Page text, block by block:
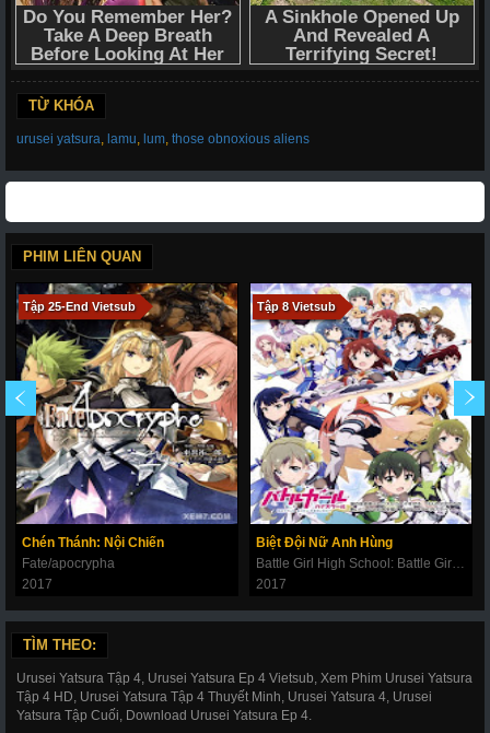
TỪ KHÓA
urusei yatsura lamu lum those obnoxious aliens
PHIM LIÊN QUAN
Tập 25-End Vietsub
Chén Thánh: Nội Chiến
Fate/apocrypha
2017
Tập 8 Vietsub
Biệt Đội Nữ Anh Hùng
2017
TÌM THEO:
Urusei Yatsura Tập 4, Urusei Yatsura Ep 4 Vietsub, Xem Phim Urusei Yatsura
Tập 4 HD, Urusei Yatsura Tập 4 Thuyết Minh, Urusei Yatsura 4, Urusei
Yatsura Tập Cuối, Download Urusei Yatsura Ep 4.